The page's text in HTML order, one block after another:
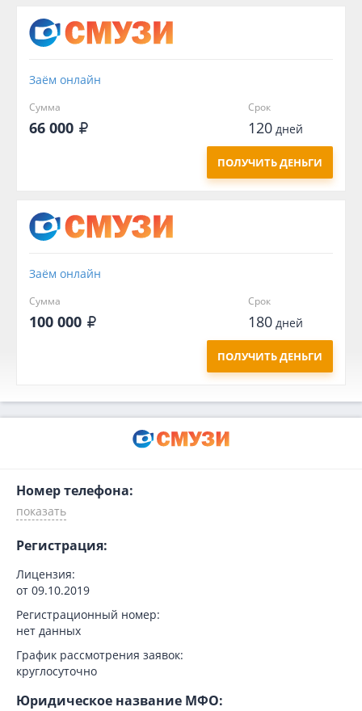
Заём онлайн
Сумма
66 000
Срок
120дней
ПОЛУЧИТЬ ДЕНЬГИ
Заём онлайн
Сумма
100 000
Срок
180дней
ПОЛУЧИТЬ ДЕНЬГИ
Номер телефона:
Регистрация:
Лицензия:
от 09.10.2019
Регистрационный номер:
нет данных
График рассмотрения заявок:
круглосуточно
Юридическое название МФО: